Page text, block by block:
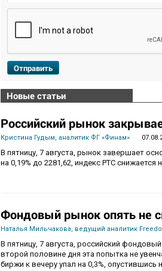
Отправить
Новые статьи
Российский рынок
Кристина Гудым, аналитик ФГ «Финам»
В пятницу, 7 августа, рынок завершает
на 0,19% до 2281,62, индекс РТС снижается
Фондовый рынок опять не
Наталья Мильчакова, ведущий аналитик
В пятницу, 7 августа, российский
второй половине дня эта попытка не
биржи к вечеру упал на 0,3%,